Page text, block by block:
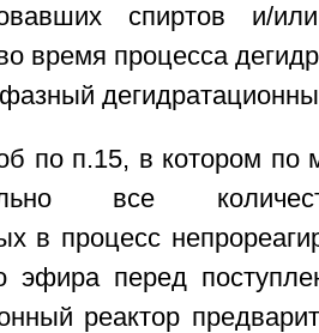
спиртов и/
время процесса
по п.15, в котором по
все
в процесс
эфира перед
реактор